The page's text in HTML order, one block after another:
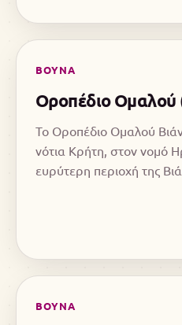
ΒΟΥΝΑ
Οροπέδιο Ομαλού
Το Οροπέδιο Ομαλού
νότια Κρήτη, στον νομό
ευρύτερη περιοχή της
ΒΟΥΝΑ